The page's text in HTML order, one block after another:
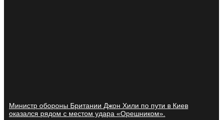
Министр обороны Британии Джон Хили по пути в Киев
оказался рядом с местом удара «Орешником».